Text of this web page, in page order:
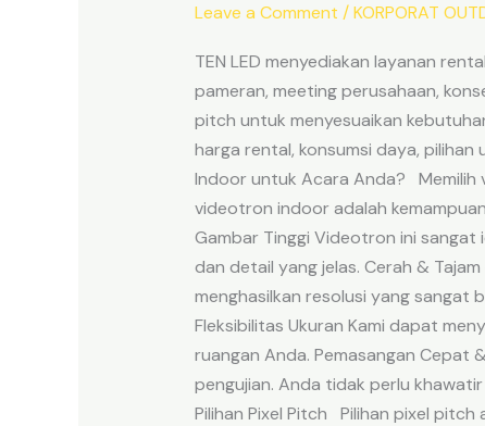
Leave a Comment /KORPORAT
TEN LED menyediakan layanan
pameran, meeting perusahaan,
pitch untuk menyesuaikan
harga rental, konsumsi daya,
Indoor untuk Acara Anda? Memilih
videotron indoor adalah
Gambar Tinggi Videotron ini sangat
dan detail yang jelas. Cerah &
menghasilkan resolusi yang sangat
Fleksibilitas Ukuran Kami dapat
ruangan Anda. Pemasangan Cepat
pengujian. Anda tidak perlu
Pilihan Pixel Pitch Pilihan pixel
—
Rental
Videotron
Indoor:
Harga,
Spesifikasi,
dan
Cara
Pesan